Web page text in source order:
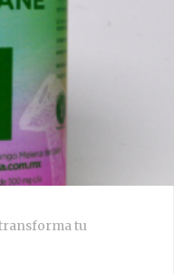
transforma tu